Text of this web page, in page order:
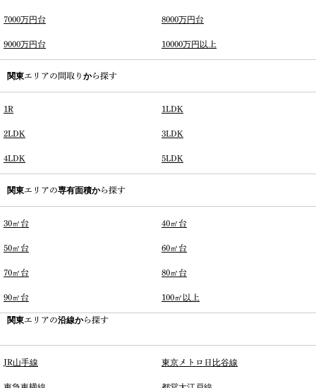
7000万円台 8000万円台
9000万円台 10000万円以上
関東エリアの間取りから探す
1R 1LDK
2LDK 3LDK
4LDK 5LDK
関東エリアの専有面積から探す
30㎡台 40㎡台
50㎡台 60㎡台
70㎡台 80㎡台
90㎡台 100㎡以上
関東エリアの沿線から探す
JR山手線 東京メトロ日比谷線